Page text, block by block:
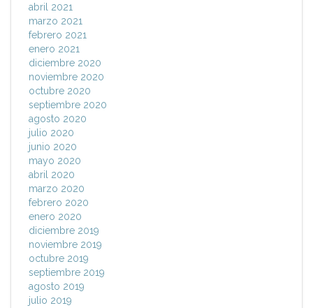
abril 2021
marzo 2021
febrero 2021
enero 2021
diciembre 2020
noviembre 2020
octubre 2020
septiembre 2020
agosto 2020
julio 2020
junio 2020
mayo 2020
abril 2020
marzo 2020
febrero 2020
enero 2020
diciembre 2019
noviembre 2019
octubre 2019
septiembre 2019
agosto 2019
julio 2019